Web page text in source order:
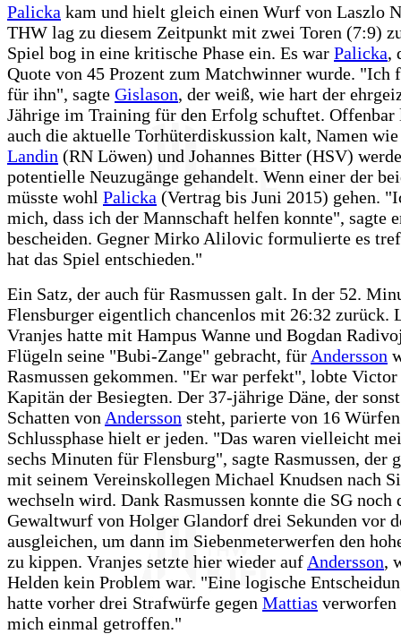
Palicka kam und hielt gleich einen Wurf von Laszlo
THW lag zu diesem Zeitpunkt mit zwei Toren (7:9)
Spiel bog in eine kritische Phase ein. Es war Palicka,
Quote von 45 Prozent zum Matchwinner wurde. "Ich
für ihn", sagte Gislason, der weiß, wie hart der
Jährige im Training für den Erfolg schuftet. Offenbar
auch die aktuelle Torhüterdiskussion kalt, Namen
Landin (RN Löwen) und Johannes Bitter (HSV)
potentielle Neuzugänge gehandelt. Wenn einer der
müsste wohl Palicka (Vertrag bis Juni 2015) gehen.
mich, dass ich der Mannschaft helfen konnte", sagte
bescheiden. Gegner Mirko Alilovic formulierte es
hat das Spiel entschieden."
Ein Satz, der auch für Rasmussen galt. In der 52.
Flensburger eigentlich chancenlos mit 26:32 zurück.
Vranjes hatte mit Hampus Wanne und Bogdan
Flügeln seine "Bubi-Zange" gebracht, für Andersson
Rasmussen gekommen. "Er war perfekt", lobte Victor
Kapitän der Besiegten. Der 37-jährige Däne, der
Schatten von Andersson steht, parierte von 16
Schlussphase hielt er jeden. "Das waren vielleicht
sechs Minuten für Flensburg", sagte Rasmussen, der
mit seinem Vereinskollegen Michael Knudsen nach
wechseln wird. Dank Rasmussen konnte die SG noch
Gewaltwurf von Holger Glandorf drei Sekunden vor
ausgleichen, um dann im Siebenmeterwerfen den
zu kippen. Vranjes setzte hier wieder auf Andersson,
Helden kein Problem war. "Eine logische
hatte vorher drei Strafwürfe gegen Mattias verworfen
mich einmal getroffen."